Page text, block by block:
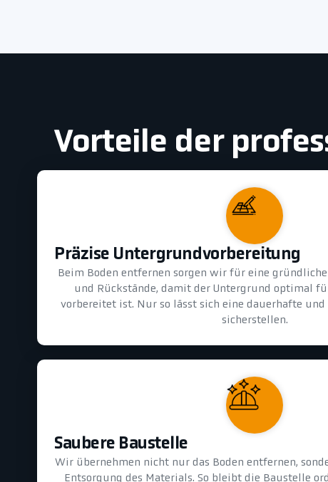
Vorteile der
Präzise Untergrundvorbereitung
Beim Boden entfernen sorgen wir für eine
und Rückstände, damit der Untergrund optimal
vorbereitet ist. Nur so lässt sich eine dauerhafte und
sicherstellen.
Saubere Baustelle
Wir übernehmen nicht nur das Boden entfernen,
Entsorgung des Materials. So bleibt die Baustelle